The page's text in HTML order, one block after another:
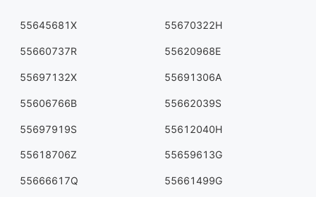
55645681X 55670322H
55660737R 55620968E
55697132X 55691306A
55606766B 55662039S
55697919S 55612040H
55618706Z 55659613G
55666617Q 55661499G